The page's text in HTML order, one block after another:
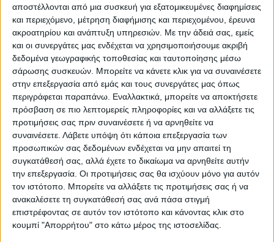
αποστέλλονται από μια συσκευή για εξατομικευμένες διαφημίσεις
και περιεχόμενο, μέτρηση διαφήμισης και περιεχομένου, έρευνα
ακροατηρίου και ανάπτυξη υπηρεσιών. Με την άδειά σας, εμείς
και οι συνεργάτες μας ενδέχεται να χρησιμοποιήσουμε ακριβή
δεδομένα γεωγραφικής τοποθεσίας και ταυτοποίησης μέσω
σάρωσης συσκευών. Μπορείτε να κάνετε κλικ για να συναινέσετε
στην επεξεργασία από εμάς και τους συνεργάτες μας όπως
περιγράφεται παραπάνω. Εναλλακτικά, μπορείτε να αποκτήσετε
πρόσβαση σε πιο λεπτομερείς πληροφορίες και να αλλάξετε τις
προτιμήσεις σας πριν συναινέσετε ή να αρνηθείτε να
συναινέσετε. Λάβετε υπόψη ότι κάποια επεξεργασία των
προσωπικών σας δεδομένων ενδέχεται να μην απαιτεί τη
συγκατάθεσή σας, αλλά έχετε το δικαίωμα να αρνηθείτε αυτήν
την επεξεργασία. Οι προτιμήσεις σας θα ισχύουν μόνο για αυτόν
τον ιστότοπο. Μπορείτε να αλλάξετε τις προτιμήσεις σας ή να
ανακαλέσετε τη συγκατάθεσή σας ανά πάσα στιγμή
επιστρέφοντας σε αυτόν τον ιστότοπο και κάνοντας κλικ στο
κουμπί "Απορρήτου" στο κάτω μέρος της ιστοσελίδας.
αποδεικνύουν τα αυτονόητα.
Δ.Γ.
Τελευταίες Ειδήσεις Σήμερα
Ακολούθησε την εφημερίδα ΝΕΟΣ
ΑΓΩΝ στο Google News!
Όλες οι εξελίξεις στην περιοχή της
Καρδίτσας και ευρύτερα της Θεσσαλίας
ΠΡΟΗΓΟΥΜΕΝΟ ΑΡΘΡΟ
Δρομολόγια εξπρές χωρίς
στάση
ΕΠΟΜΕΝΟ ΑΡΘΡΟ
Στο... μικροσκόπιο τα έργα
ανάπλασης σε Βάλβη και
Δημοτική Αγορά